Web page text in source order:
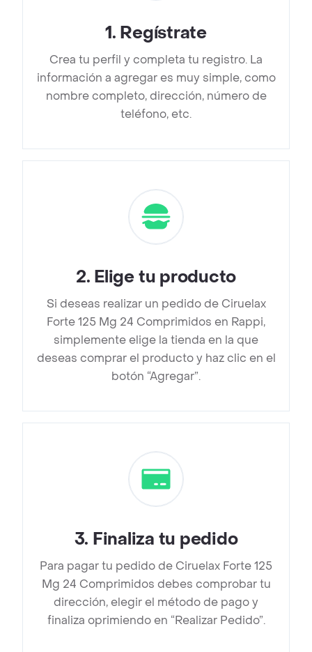
1. Regístrate
Crea tu perfil y completa tu registro. La
información a agregar es muy simple, como
nombre completo, dirección, número de
teléfono, etc.
2. Elige tu producto
Si deseas realizar un pedido de Ciruelax
Forte 125 Mg 24 Comprimidos en Rappi,
simplemente elige la tienda en la que
deseas comprar el producto y haz clic en el
botón “Agregar”.
3. Finaliza tu pedido
Para pagar tu pedido de Ciruelax Forte 125
Mg 24 Comprimidos debes comprobar tu
dirección, elegir el método de pago y
finaliza oprimiendo en “Realizar Pedido”.